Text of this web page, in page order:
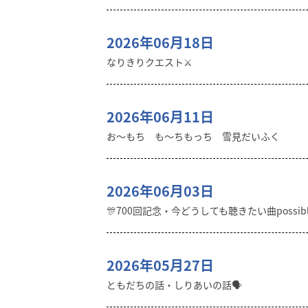
2026年06月18日
なりきりクエスト⚔️
2026年06月11日
お〜もち も〜ちもっち 雪見だいふく
2026年06月03日
🎊700回記念・今どうしても聴きたい曲
2026年05月27日
ともだちの話・しりあいの話🗣️